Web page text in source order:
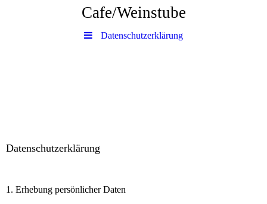
Cafe/Weinstube
Datenschutzerklärung
Datenschutzerklärung
1. Erhebung persönlicher Daten